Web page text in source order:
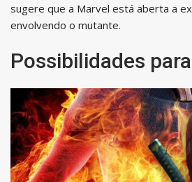
sugere que a Marvel está aberta a
envolvendo o mutante.
Possibilidades